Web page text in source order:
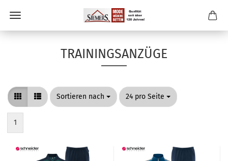
TRAININGSANZÜGE
Sortieren nach
Sortieren nach 24 pro Seite
pro Seite
1